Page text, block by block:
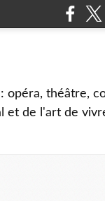
opéra, théâtre,
et de l'art de